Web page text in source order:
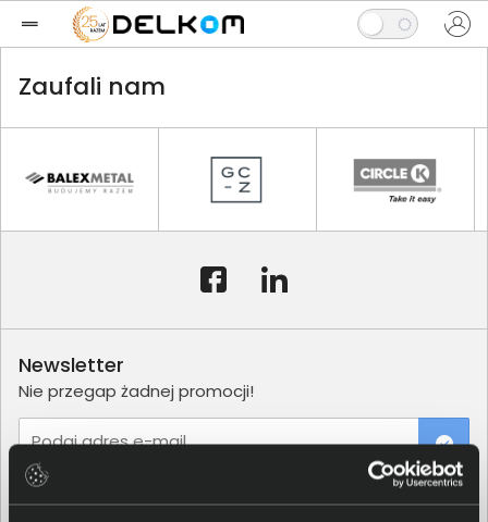
Zaufali nam
Newsletter
Nie przegap żadnej promocji!
Podaj adres e-mail